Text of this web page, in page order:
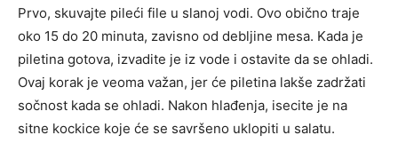
Prvo, skuvajte pileći file u slanoj vodi. Ovo obično traje
oko 15 do 20 minuta, zavisno od debljine mesa. Kada je
piletina gotova, izvadite je iz vode i ostavite da se ohladi.
Ovaj korak je veoma važan, jer će piletina lakše zadržati
sočnost kada se ohladi. Nakon hlađenja, isecite je na
sitne kockice koje će se savršeno uklopiti u salatu.